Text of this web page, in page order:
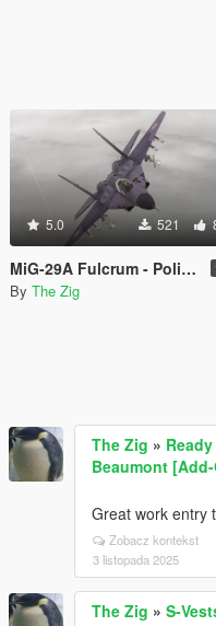
5.0 521
MiG-29A Fulcrum - Polish Air Force camo
By The Zig
The Zig »
Beaumont
Great work entry
Zobacz kontekst
3 listopada 2025
The Zig » S-